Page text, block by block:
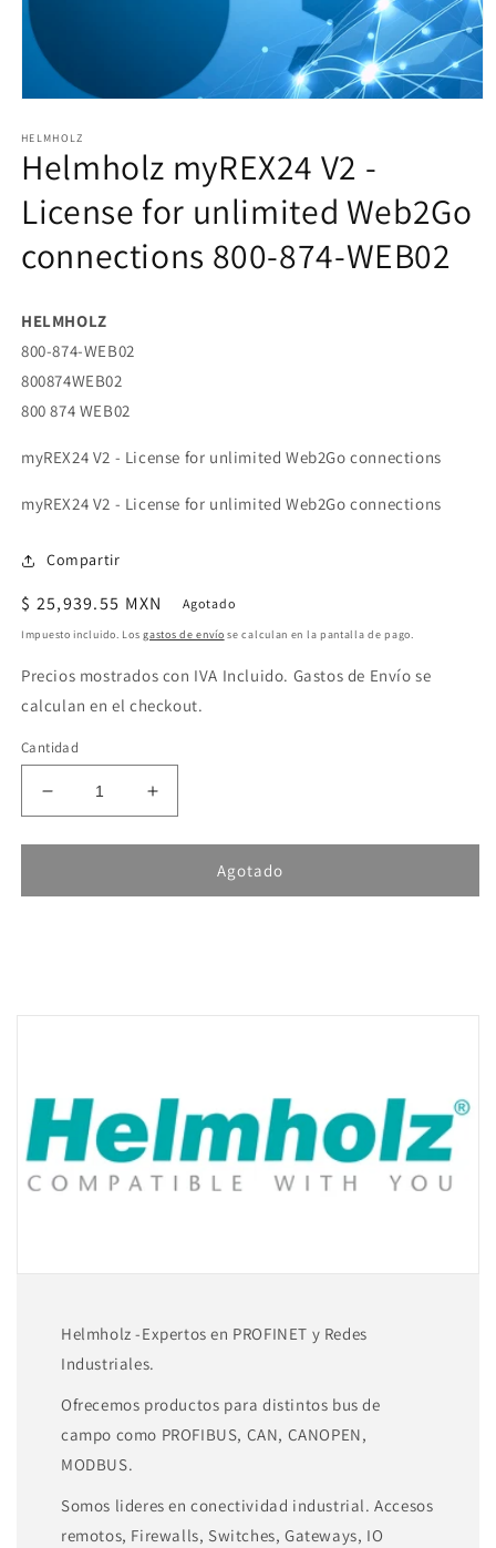
multimedia
1
en
ventana
modal
HELMHOLZ
Helmholz myREX24 V2 -
License for unlimited Web2Go
connections 800-874-WEB02
HELMHOLZ
800-874-WEB02
800874WEB02
800 874 WEB02
myREX24 V2 - License for unlimited Web2Go connections
myREX24 V2 - License for unlimited Web2Go connections
Compartir
Precio
habitual
$ 25,939.55 MXN Agotado
Impuesto incluido. Losgastos de envío se calculan en la pantalla de pago.
Precios mostrados con IVA Incluido. Gastos de Envío se
calculan en el checkout.
Cantidad
Reducir
cantidad
para
myREX24
unlimited
874-
WEB02
Aumentar
cantidad
para
Helmholz
myREX24
unlimited
874-
WEB02
Agotado
Helmholz -Expertos en PROFINET y Redes
Industriales.
Ofrecemos productos para distintos bus de
campo como PROFIBUS, CAN, CANOPEN,
MODBUS.
Somos lideres en conectividad industrial. Accesos
remotos, Firewalls, Switches, Gateways, IO